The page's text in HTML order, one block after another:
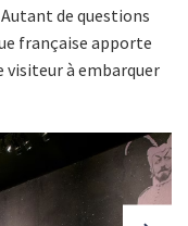
de questions
française apporte
à embarquer